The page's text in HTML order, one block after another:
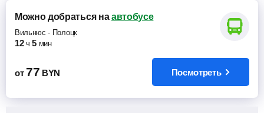
Можно добратьсяна автобусе
Вильнюс - Полоцк
12 ч 5 мин
от 77 BYN Посмотреть